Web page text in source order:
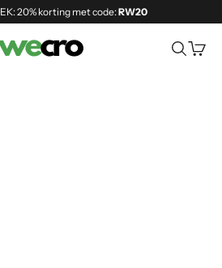
20% korting met code:RW20
Zoeken